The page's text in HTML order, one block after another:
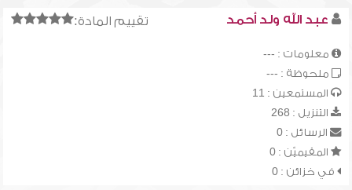
تقييم المادة: عبد الله ولد أحمد
معلومات : ---
ملحوظة : ---
المستمعين : 11
التنزيل : 268
الرسائل : 0
المقيميّن : 0
في خزائن : 0